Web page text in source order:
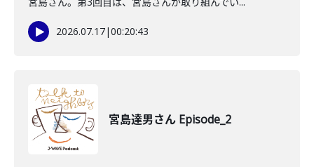
2026.07.17|00:20:43
宮島達男さん Episode_2